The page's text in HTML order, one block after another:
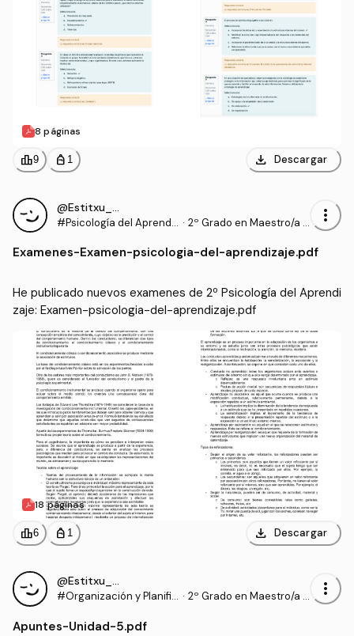
8 páginas
leaderboard9 personal_bag 1 download Descargar
@Estitxu_98
#Psicología del Aprendi
· 2º Grado en Maestro/a d
more_vert
Examenes-Examen-psicologia-del-aprendizaje.pdf
He publicado nuevos examenes de 2º Psicología del Aprendi
zaje: Examen-psicologia-del-aprendizaje.pdf
18 páginas
leaderboard6 personal_bag 1 download Descargar
@Estitxu_98
#Organización y Planific
ntil
· 2º Grado en Maestro/a d
more_vert
Apuntes-Unidad-5.pdf